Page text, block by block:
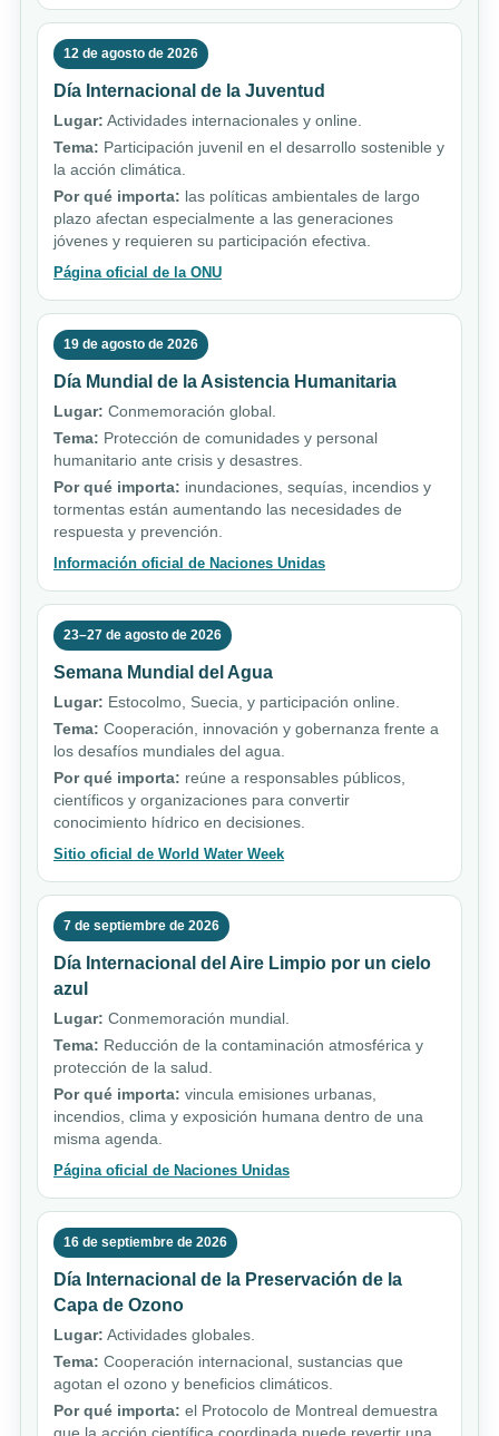
12 de agosto de 2026
Día Internacional de la Juventud
Lugar: Actividades internacionales y online.
Tema: Participación juvenil en el desarrollo sostenible y
la acción climática.
Por qué importa: las políticas ambientales de largo
plazo afectan especialmente a las generaciones
jóvenes y requieren su participación efectiva.
Página oficial de la ONU
19 de agosto de 2026
Día Mundial de la Asistencia Humanitaria
Lugar: Conmemoración global.
Tema: Protección de comunidades y personal
humanitario ante crisis y desastres.
Por qué importa: inundaciones, sequías, incendios y
tormentas están aumentando las necesidades de
respuesta y prevención.
Información oficial de Naciones Unidas
23–27 de agosto de 2026
Semana Mundial del Agua
Lugar: Estocolmo, Suecia, y participación online.
Tema: Cooperación, innovación y gobernanza frente a
los desafíos mundiales del agua.
Por qué importa: reúne a responsables públicos,
científicos y organizaciones para convertir
conocimiento hídrico en decisiones.
Sitio oficial de World Water Week
7 de septiembre de 2026
Día Internacional del Aire Limpio por un cielo
azul
Lugar: Conmemoración mundial.
Tema: Reducción de la contaminación atmosférica y
protección de la salud.
Por qué importa: vincula emisiones urbanas,
incendios, clima y exposición humana dentro de una
misma agenda.
Página oficial de Naciones Unidas
16 de septiembre de 2026
Día Internacional de la Preservación de la
Capa de Ozono
Lugar: Actividades globales.
Tema: Cooperación internacional, sustancias que
agotan el ozono y beneficios climáticos.
Por qué importa: el Protocolo de Montreal demuestra